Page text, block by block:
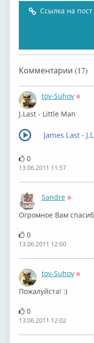
Ссылка на пост
Комментарии (17)
tov-Suhov
J.Last - Little Man
James Last -
0
13.06.2011 11:57
Sandre
Огромное Вам
0
13.06.2011 12:00
tov-Suhov
Пожалуйста! :)
0
13.06.2011 12:02